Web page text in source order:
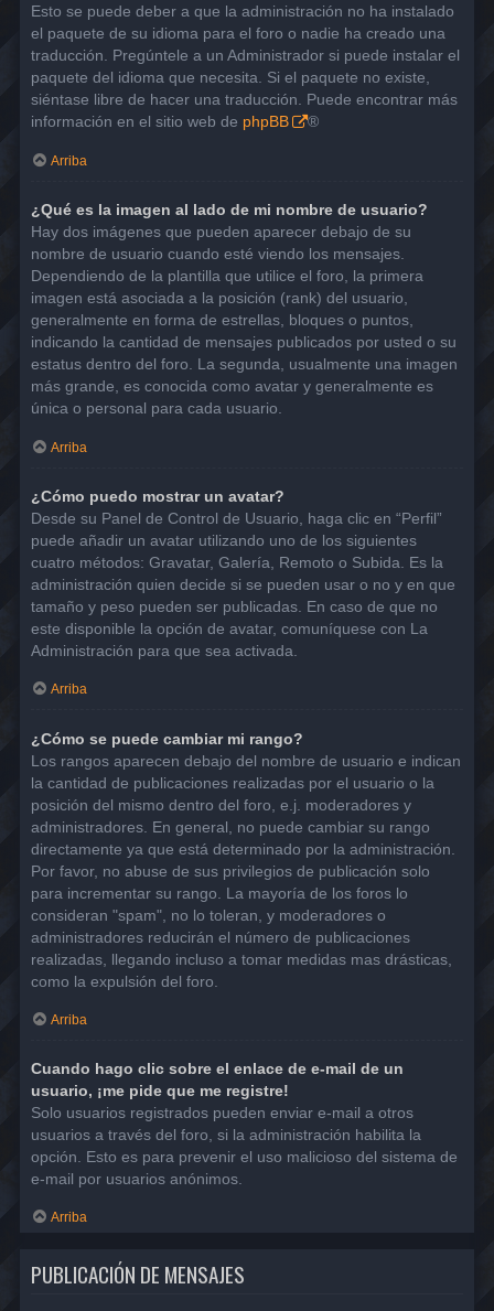
Esto se puede deber a que la administración no ha instalado
el paquete de su idioma para el foro o nadie ha creado una
traducción. Pregúntele a un Administrador si puede instalar el
paquete del idioma que necesita. Si el paquete no existe,
siéntase libre de hacer una traducción. Puede encontrar más
información en el sitio web de phpBB ®
Arriba
¿Qué es la imagen al lado de mi nombre de usuario?
Hay dos imágenes que pueden aparecer debajo de su
nombre de usuario cuando esté viendo los mensajes.
Dependiendo de la plantilla que utilice el foro, la primera
imagen está asociada a la posición (rank) del usuario,
generalmente en forma de estrellas, bloques o puntos,
indicando la cantidad de mensajes publicados por usted o su
estatus dentro del foro. La segunda, usualmente una imagen
más grande, es conocida como avatar y generalmente es
única o personal para cada usuario.
Arriba
¿Cómo puedo mostrar un avatar?
Desde su Panel de Control de Usuario, haga clic en “Perfil”
puede añadir un avatar utilizando uno de los siguientes
cuatro métodos: Gravatar, Galería, Remoto o Subida. Es la
administración quien decide si se pueden usar o no y en que
tamaño y peso pueden ser publicadas. En caso de que no
este disponible la opción de avatar, comuníquese con La
Administración para que sea activada.
Arriba
¿Cómo se puede cambiar mi rango?
Los rangos aparecen debajo del nombre de usuario e indican
la cantidad de publicaciones realizadas por el usuario o la
posición del mismo dentro del foro, e.j. moderadores y
administradores. En general, no puede cambiar su rango
directamente ya que está determinado por la administración.
Por favor, no abuse de sus privilegios de publicación solo
para incrementar su rango. La mayoría de los foros lo
consideran "spam", no lo toleran, y moderadores o
administradores reducirán el número de publicaciones
realizadas, llegando incluso a tomar medidas mas drásticas,
como la expulsión del foro.
Arriba
Cuando hago clic sobre el enlace de e-mail de un
usuario, ¡me pide que me registre!
Solo usuarios registrados pueden enviar e-mail a otros
usuarios a través del foro, si la administración habilita la
opción. Esto es para prevenir el uso malicioso del sistema de
e-mail por usuarios anónimos.
Arriba
PUBLICACIÓN DE MENSAJES